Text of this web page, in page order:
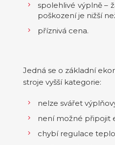
spolehlivé výplně –
poškození je nižší
příznivá cena.
Jedná se o základní
stroje vyšší kategorie:
nelze svářet
není možné připojit
chybí regulace